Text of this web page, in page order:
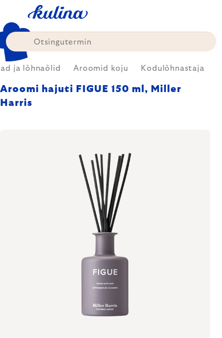
content
ja lõhnaõlid Aroomid koju Kodulõhnastaja
Aroomi hajuti FIGUE 150 ml, Miller
Harris